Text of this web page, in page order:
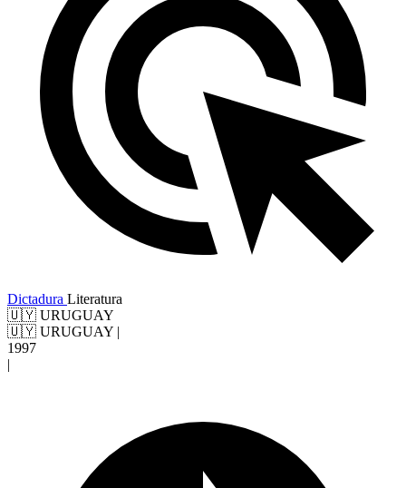
Dictadura Literatura
🇺🇾 URUGUAY
🇺🇾 URUGUAY |
1997
|